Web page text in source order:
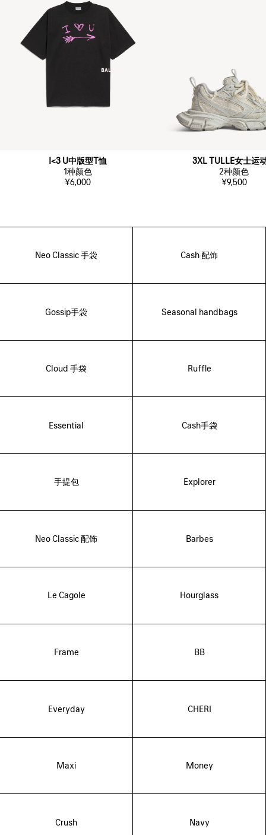
I<3 U中版型T恤
1种颜色
¥6,000
3XL TULLE女士运
2种颜色
¥9,500
Neo Classic 手袋 Cash 配饰
Gossip手袋 Seasonal handbags
Cloud 手袋 Ruffle
Essential Cash手袋
手提包 Explorer
Neo Classic 配饰 Barbes
Le Cagole Hourglass
Frame BB
Everyday CHERI
Maxi Money
Crush Navy